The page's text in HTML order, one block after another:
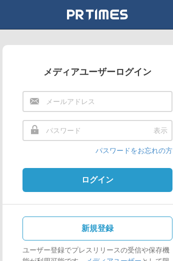
メディアユーザーログイン
表示
パスワードをお忘れの方
ログイン
新規登録
ユーザー登録でプレスリリースの受信や保存機